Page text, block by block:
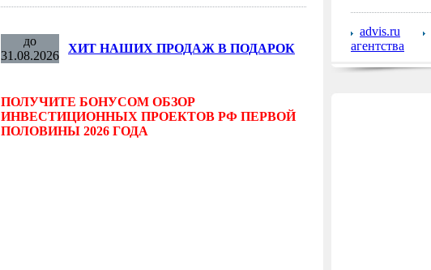
до
31.08.2026
ХИТ НАШИХ ПРОДАЖ В ПОДАРОК
ПОЛУЧИТЕ БОНУСОМ ОБЗОР
ИНВЕСТИЦИОННЫХ ПРОЕКТОВ РФ ПЕРВОЙ
ПОЛОВИНЫ 2026 ГОДА
advis.ru
агентства